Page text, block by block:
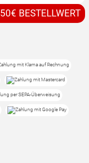
BESTELLWERT